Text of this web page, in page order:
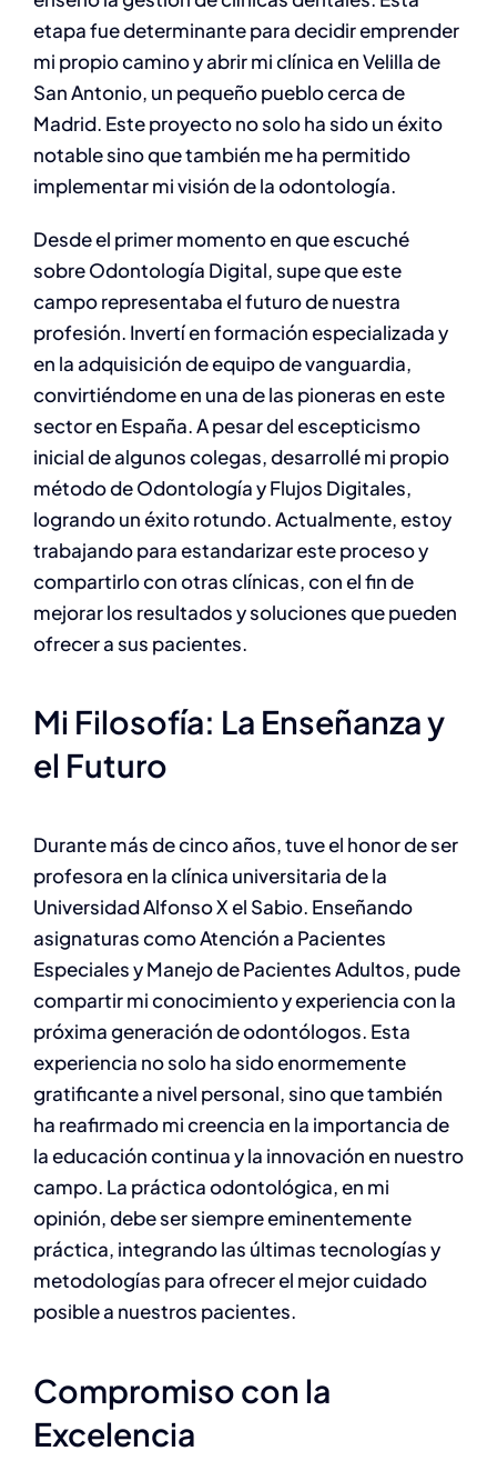
etapa fue determinante para decidir emprender
mi propio camino y abrir mi clínica en Velilla de
San Antonio, un pequeño pueblo cerca de
Madrid. Este proyecto no solo ha sido un éxito
notable sino que también me ha permitido
implementar mi visión de la odontología.
Desde el primer momento en que escuché
sobre Odontología Digital, supe que este
campo representaba el futuro de nuestra
profesión. Invertí en formación especializada y
en la adquisición de equipo de vanguardia,
convirtiéndome en una de las pioneras en este
sector en España. A pesar del escepticismo
inicial de algunos colegas, desarrollé mi propio
método de Odontología y Flujos Digitales,
logrando un éxito rotundo. Actualmente, estoy
trabajando para estandarizar este proceso y
compartirlo con otras clínicas, con el fin de
mejorar los resultados y soluciones que pueden
ofrecer a sus pacientes.
Mi Filosofía: La Enseñanza y
el Futuro
Durante más de cinco años, tuve el honor de ser
profesora en la clínica universitaria de la
Universidad Alfonso X el Sabio. Enseñando
asignaturas como Atención a Pacientes
Especiales y Manejo de Pacientes Adultos, pude
compartir mi conocimiento y experiencia con la
próxima generación de odontólogos. Esta
experiencia no solo ha sido enormemente
gratificante a nivel personal, sino que también
ha reafirmado mi creencia en la importancia de
la educación continua y la innovación en nuestro
campo. La práctica odontológica, en mi
opinión, debe ser siempre eminentemente
práctica, integrando las últimas tecnologías y
metodologías para ofrecer el mejor cuidado
posible a nuestros pacientes.
Compromiso con la
Excelencia